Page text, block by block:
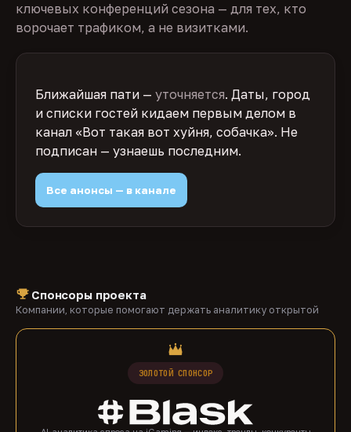
ключевых конференций сезона — для тех, кто
ворочает трафиком, а не визитками.
Ближайшая пати — уточняется. Даты, город
и списки гостей кидаем первым делом в
канал «Вот такая вот хуйня, собачка». Не
подписан — узнаешь последним.
Все анонсы — в канале
Спонсоры проекта
Компании, которые помогают держать аналитику открытой
ЗОЛОТОЙ СПОНСОР